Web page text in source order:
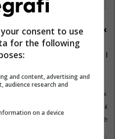
Vozitës -
Logjistikë
Prishtinë
18 Maj
consent to use
for the following
and content, advertising and
audience research and
on a device